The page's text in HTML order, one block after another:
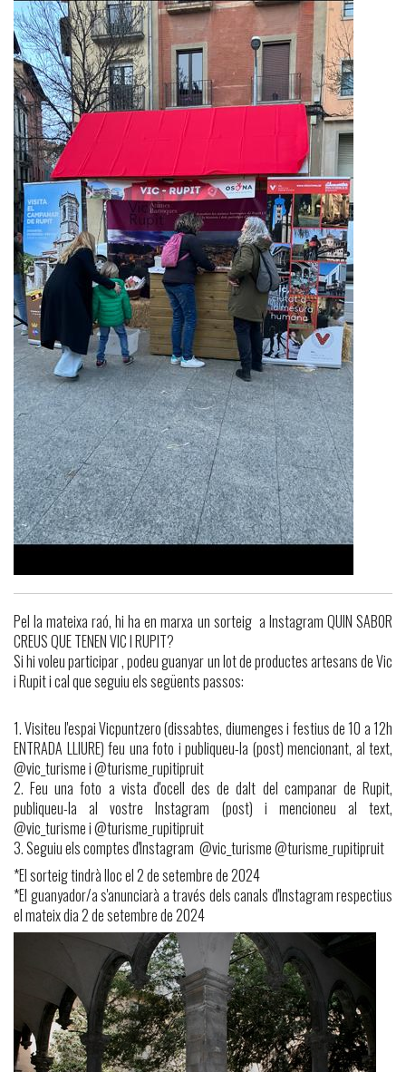
Pel la mateixa raó, hi ha en marxa un sorteig a Instagram QUIN SABOR
CREUS QUE TENEN VIC I RUPIT?
Si hi voleu participar , podeu guanyar un lot de productes artesans de Vic
i Rupit i cal que seguiu els següents passos:
1. Visiteu l'espai Vicpuntzero (dissabtes, diumenges i festius de 10 a 12h
ENTRADA LLIURE) feu una foto i publiqueu-la (post) mencionant, al text,
@vic_turisme i @turisme_rupitipruit
2. Feu una foto a vista d'ocell des de dalt del campanar de Rupit,
publiqueu-la al vostre Instagram (post) i mencioneu al text,
@vic_turisme i @turisme_rupitipruit
3. Seguiu els comptes d'Instagram @vic_turisme @turisme_rupitipruit
*El sorteig tindrà lloc el 2 de setembre de 2024
*El guanyador/a s'anunciarà a través dels canals d'Instagram respectius
el mateix dia 2 de setembre de 2024